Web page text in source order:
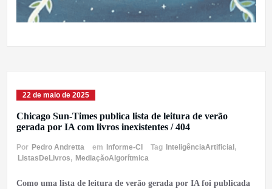
22 de maio de 2025
Chicago Sun-Times publica lista de leitura de verão
gerada por IA com livros inexistentes / 404
Por Pedro Andretta em Informe-CI Tag InteligênciaArtificial,
ListasDeLivros, MediaçãoAlgorítmica
Como uma lista de leitura de verão gerada por IA foi publicada